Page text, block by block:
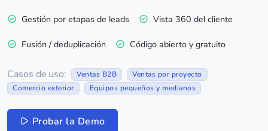
Gestión por etapas de leads Vista 360 del cliente
Fusión / deduplicación Código abierto y gratuito
Casos de uso: Ventas B2B
Ventas por proyecto
Comercio exterior
Equipos pequeños y medianos
Probar la Demo